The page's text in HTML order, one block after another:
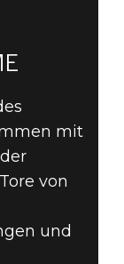
mit
von
und